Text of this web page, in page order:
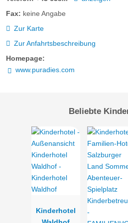
Privat Spa Chalet Premium
Das Privat Spa Chalet Premium
mit höchster Privatsphäre und
Fax: keine Angabe
Zur Karte
Zur Anfahrtsbeschreibung
Homepage:
www.puradies.com
Beliebte
Kinderhotel